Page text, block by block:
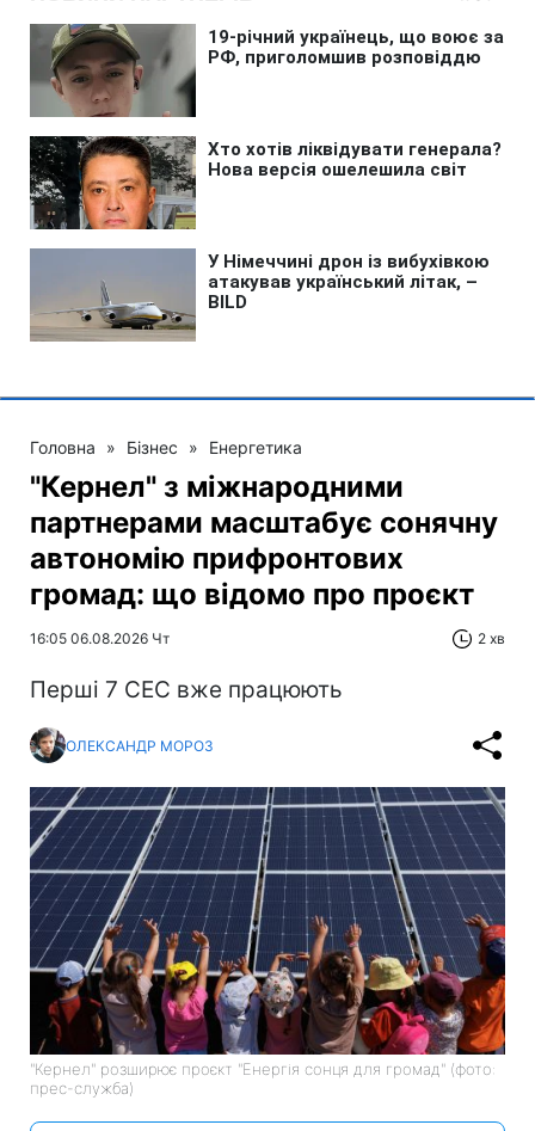
Головна » Бізнес » Енергетика
"Кернел" з міжнародними
партнерами масштабує сонячну
автономію прифронтових
громад: що відомо про проєкт
16:05 06.08.2026 Чт 2 хв
Перші 7 СЕС вже працюють
ОЛЕКСАНДР МОРОЗ
"Кернел" розширює проєкт "Енергія сонця для громад" (фото:
прес-служба)